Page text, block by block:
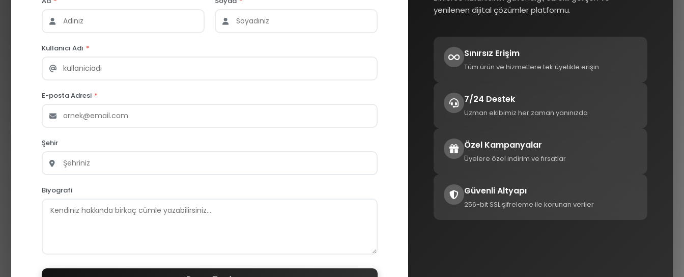
Kullanıcı Adı *
E-posta Adresi *
Şehir
Biyografi
yenilenen dijital çözümler platformu.
Sınırsız Erişim
Tüm ürün ve hizmetlere tek üyelikle erişin
7/24 Destek
Uzman ekibimiz her zaman yanınızda
Özel Kampanyalar
Üyelere özel indirim ve fırsatlar
Güvenli Altyapı
256-bit SSL şifreleme ile korunan veriler